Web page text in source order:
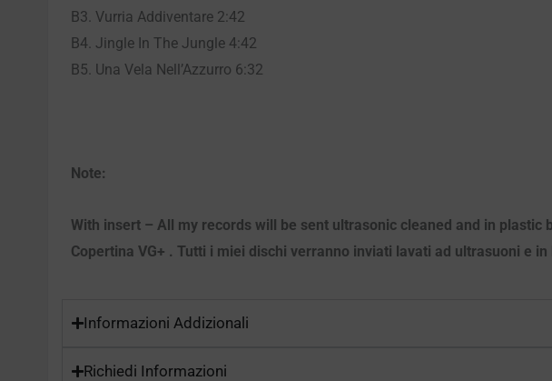
B3. Vurria Addiventare 2:42
B4. Jingle In The Jungle 4:42
B5. Una Vela Nell’Azzurro 6:32
Note:
With insert – All my records will be sent ultrasonic cleaned and in
Copertina VG+ . Tutti i miei dischi verranno inviati lavati ad ultrasuoni e
Informazioni Addizionali
Richiedi Informazioni